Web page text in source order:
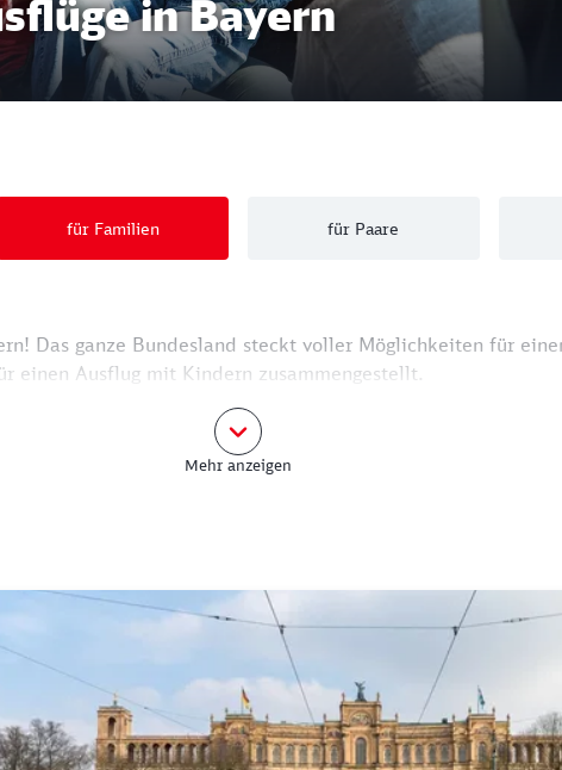
in Bayern
für Familien für Paare
Das ganze Bundesland steckt voller Möglichkeiten für
einen Ausflug mit Kindern zusammengestellt.
Mehr anzeigen